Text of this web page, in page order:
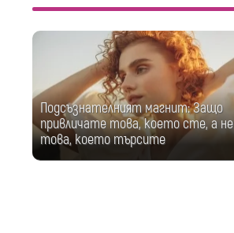
Подсъзнателният магнит: Защо
привличате това, което сте, а не
това, което търсите